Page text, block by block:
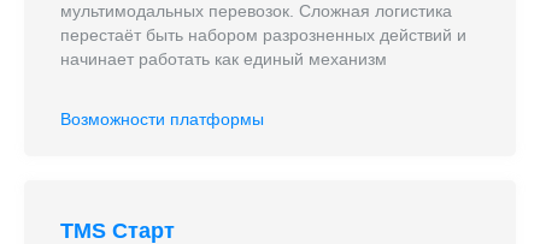
мультимодальных перевозок. Сложная логистика
перестаёт быть набором разрозненных действий и
начинает работать как единый механизм
Возможности платформы
TMS Старт